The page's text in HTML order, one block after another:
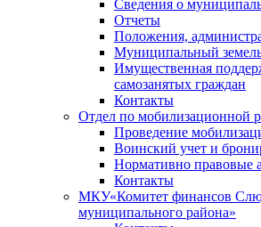
Сведения о
Отчеты
Положения,
Муниципальный
Имущественная
самозанятых граждан
Контакты
Отдел по мобилизационной
Проведение
Воинский учет и
Нормативно правовые
Контакты
МКУ«Комитет финансов
муниципального района»